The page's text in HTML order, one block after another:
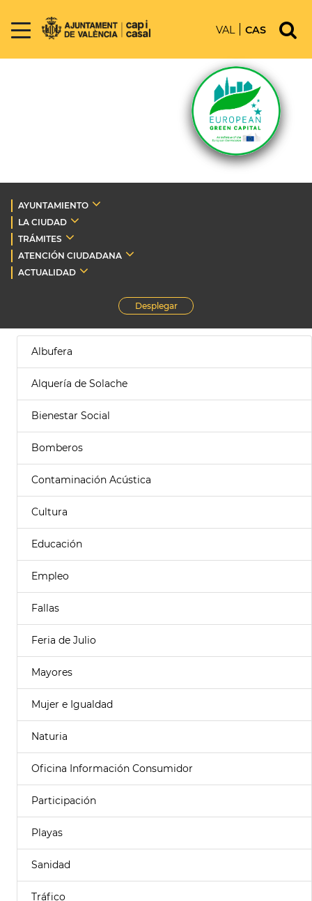
VAL CAS
AYUNTAMIENTO
LA CIUDAD
TRÁMITES
ATENCIÓN CIUDADANA
ACTUALIDAD
Desplegar
Albufera
Alquería de Solache
Bienestar Social
Bomberos
Contaminación Acústica
Cultura
Educación
Empleo
Fallas
Feria de Julio
Mayores
Mujer e Igualdad
Naturia
Oficina Información Consumidor
Participación
Playas
Sanidad
Tráfico